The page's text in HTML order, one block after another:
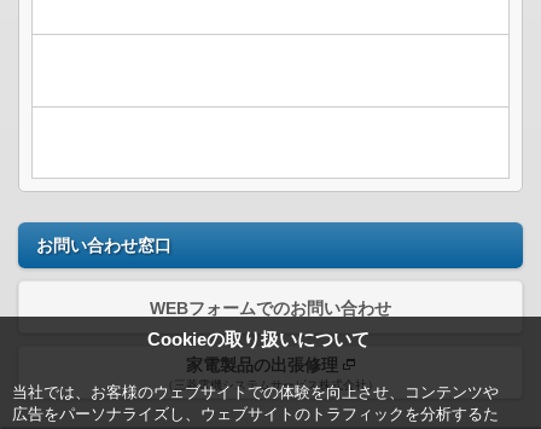
Cookieの取り扱いについて
当社では、お客様のウェブサイトでの体験を向上させ、コンテンツや
広告をパーソナライズし、ウェブサイトのトラフィックを分析するた
お問い合わせ窓口
WEBフォームでのお問い合わせ
家電製品の出張修理
（三菱電機システムサービス株式会社）